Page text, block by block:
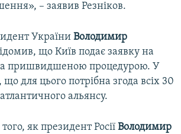
– заявив Резніков.
України Володимир
що Київ подає заявку на
пришвидшеною процедурою. У
для цього потрібна згода всіх 30
альянсу.
як президент Росії Володимир